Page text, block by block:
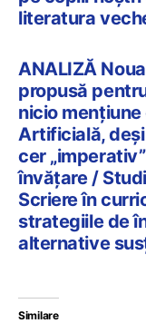
literatura
ANALIZĂ
propusă
nicio
Artificială,
cer
învățare /
Scriere în
strategiile de
alternative
Similare